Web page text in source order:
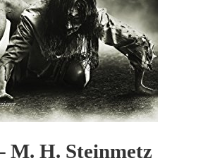
M. H. Steinmetz